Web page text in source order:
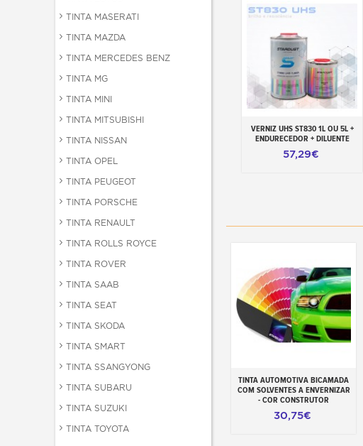
TINTA MASERATI
TINTA MAZDA
TINTA MERCEDES BENZ
TINTA MG
TINTA MINI
TINTA MITSUBISHI
TINTA NISSAN
TINTA OPEL
TINTA PEUGEOT
TINTA PORSCHE
TINTA RENAULT
TINTA ROLLS ROYCE
TINTA ROVER
TINTA SAAB
TINTA SEAT
TINTA SKODA
TINTA SMART
TINTA SSANGYONG
TINTA SUBARU
TINTA SUZUKI
TINTA TOYOTA
Adicionar ao carrinho
VERNIZ UHS ST830 1L OU 5L +
ENDURECEDOR + DILUENTE
57,29€
Adicionar ao carrinho
TINTA AUTOMOTIVA BICAMADA
COM SOLVENTES A ENVERNIZAR
- COR CONSTRUTOR
30,75€